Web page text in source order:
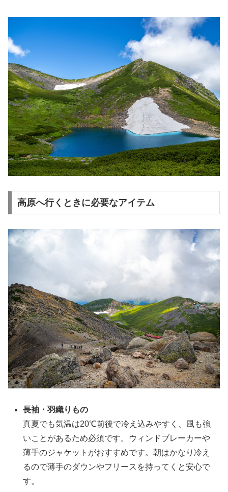
高原へ行くときに必要なアイテム
長袖・羽織りもの
真夏でも気温は20℃前後で冷え込みやすく、風も強
いことがあるため必須です。ウィンドブレーカーや
薄手のジャケットがおすすめです。朝はかなり冷え
るので薄手のダウンやフリースを持ってくと安心で
す。